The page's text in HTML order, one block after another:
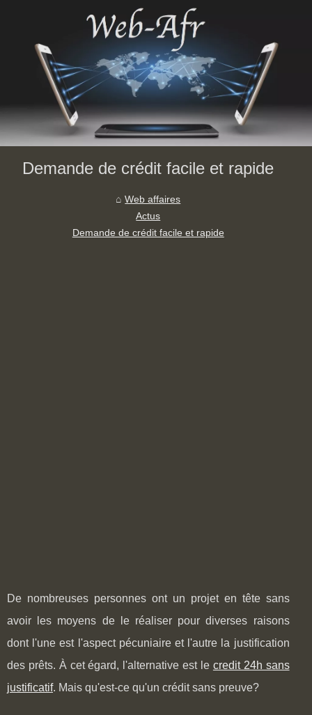
Demande de crédit facile et rapide
Web affaires
Actus
Demande de crédit facile et rapide
De nombreuses personnes ont un projet en tête sans
avoir les moyens de le réaliser pour diverses raisons
dont l'une est l'aspect pécuniaire et l'autre la justification
des prêts. À cet égard, l'alternative est le credit 24h sans
justificatif. Mais qu'est-ce qu'un crédit sans preuve?